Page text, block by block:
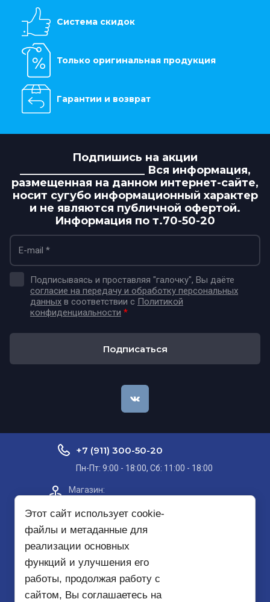
Система скидок
Только оригинальная продукция
Гарантии и возврат
Подпишись на акции
_______________________ Вся информация,
размещенная на данном интернет-сайте,
носит сугубо информационный характер
и не являются публичной офертой.
Информация по т.70-50-20
Подписываясь и проставляя "галочку", Вы даёте
согласие на передачу и обработку персональных
данных в соответствии с Политикой
конфиденциальности *
Подписаться
+7 (911) 300-50-20
Пн-Пт: 9:00 - 18:00, Сб: 11:00 - 18:00
Магазин:​
этаж
mirbezopasnosti51@yandex.ru
Этот сайт использует cookie-
файлы и метаданные для
реализации основных
функций и улучшения его
работы, продолжая работу с
сайтом, Вы соглашаетесь на